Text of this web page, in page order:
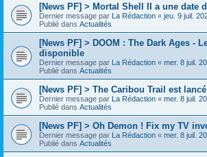
[News PF] > Mortal Shell II a une date
Dernier message par La Rédaction « jeu. 9 juil.
Publié dans Actualités
[News PF] > DOOM : The Dark Ages -
disponible
Dernier message par La Rédaction « mer. 8 juil.
Publié dans Actualités
[News PF] > The Caribou Trail est
Dernier message par La Rédaction « mer. 8 juil.
Publié dans Actualités
[News PF] > Oh Demon ! Fix my TV
Dernier message par La Rédaction « mer. 8 juil.
Publié dans Actualités